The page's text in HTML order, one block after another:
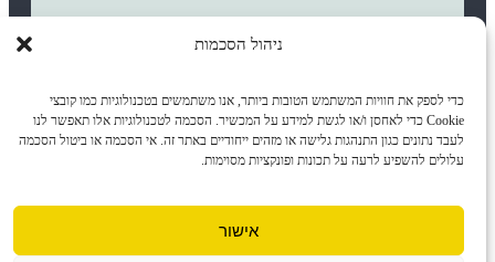
ניהול הסכמות
כדי לספק את חוויות המשתמש הטובות ביותר, אנו משתמשים בטכנולוגיות כמו קובצי
Cookie כדי לאחסן ו/או לגשת למידע על המכשיר. הסכמה לטכנולוגיות אלו תאפשר לנו
לעבד נתונים כגון התנהגות גלישה או מזהים ייחודיים באתר זה. אי הסכמה או ביטול הסכמה
עלולים להשפיע לרעה על תכונות ופונקציות מסוימות.
אישור
ד״ר טלי נחמן
ראשי
הצהרת נגישות